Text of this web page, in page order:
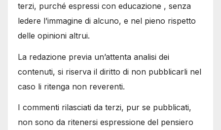
terzi, purché espressi con educazione , senza
ledere l’immagine di alcuno, e nel pieno rispetto
delle opinioni altrui.
La redazione previa un’attenta analisi dei
contenuti, si riserva il diritto di non pubblicarli nel
caso li ritenga non reverenti.
I commenti rilasciati da terzi, pur se pubblicati,
non sono da ritenersi espressione del pensiero